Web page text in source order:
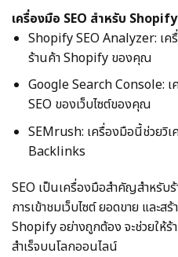
เครื่องมือ SEO สำหรับ Shopify
Shopify SEO Analyzer: เค
ร้านค้า Shopify ของคุณ
Google Search Console:
SEO ของเว็บไซต์ของคุณ
SEMrush: เครื่องมือนี้ช่วยวิเ
Backlinks
SEO เป็นเครื่องมือสำคัญสำหรับ
การเข้าชมเว็บไซต์ ยอดขาย และ
Shopify อย่างถูกต้อง จะช่วยให้
สำเร็จบนโลกออนไลน์